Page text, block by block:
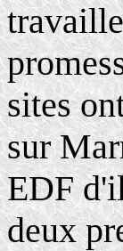
sites
sur
EDF
deux